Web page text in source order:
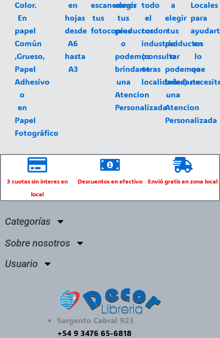
Color.
En
papel
Común
,Grueso,
Papel
Adhesivo
o
en
Papel
Fotográfico
en
hojas
desde
A6
hasta
A3
escaneamos
tus
fotocopias
elegir
tus
productos
o
podemos
brindarte
una
Atencion
Personalizada
todo
el
cordon
industrial
(consultar
otras
localidades)
a
elegir
tus
productos
o
podemos
brindarte
una
Atencion
Personalizada
Locales
para
en
lo
que
3 cuotas sin interes en
local
Descuentos en efectivo Envió gratis en zona local
Categorías
Sobre nosotros
Usuario
Sargento Cabral 923
+54 9 3476 65-6818